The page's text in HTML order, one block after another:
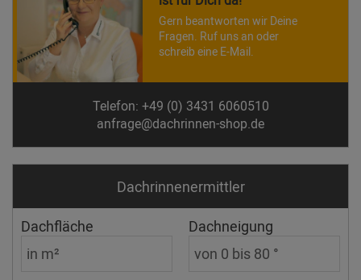
Gern beantworten wir Deine
Fragen. Ruf uns an oder
schreib eine E-Mail.
Telefon: +49 (0) 3431 6060510
anfrage@dachrinnen-shop.de
Dachrinnen­ermittler
Dachfläche Dachneigung